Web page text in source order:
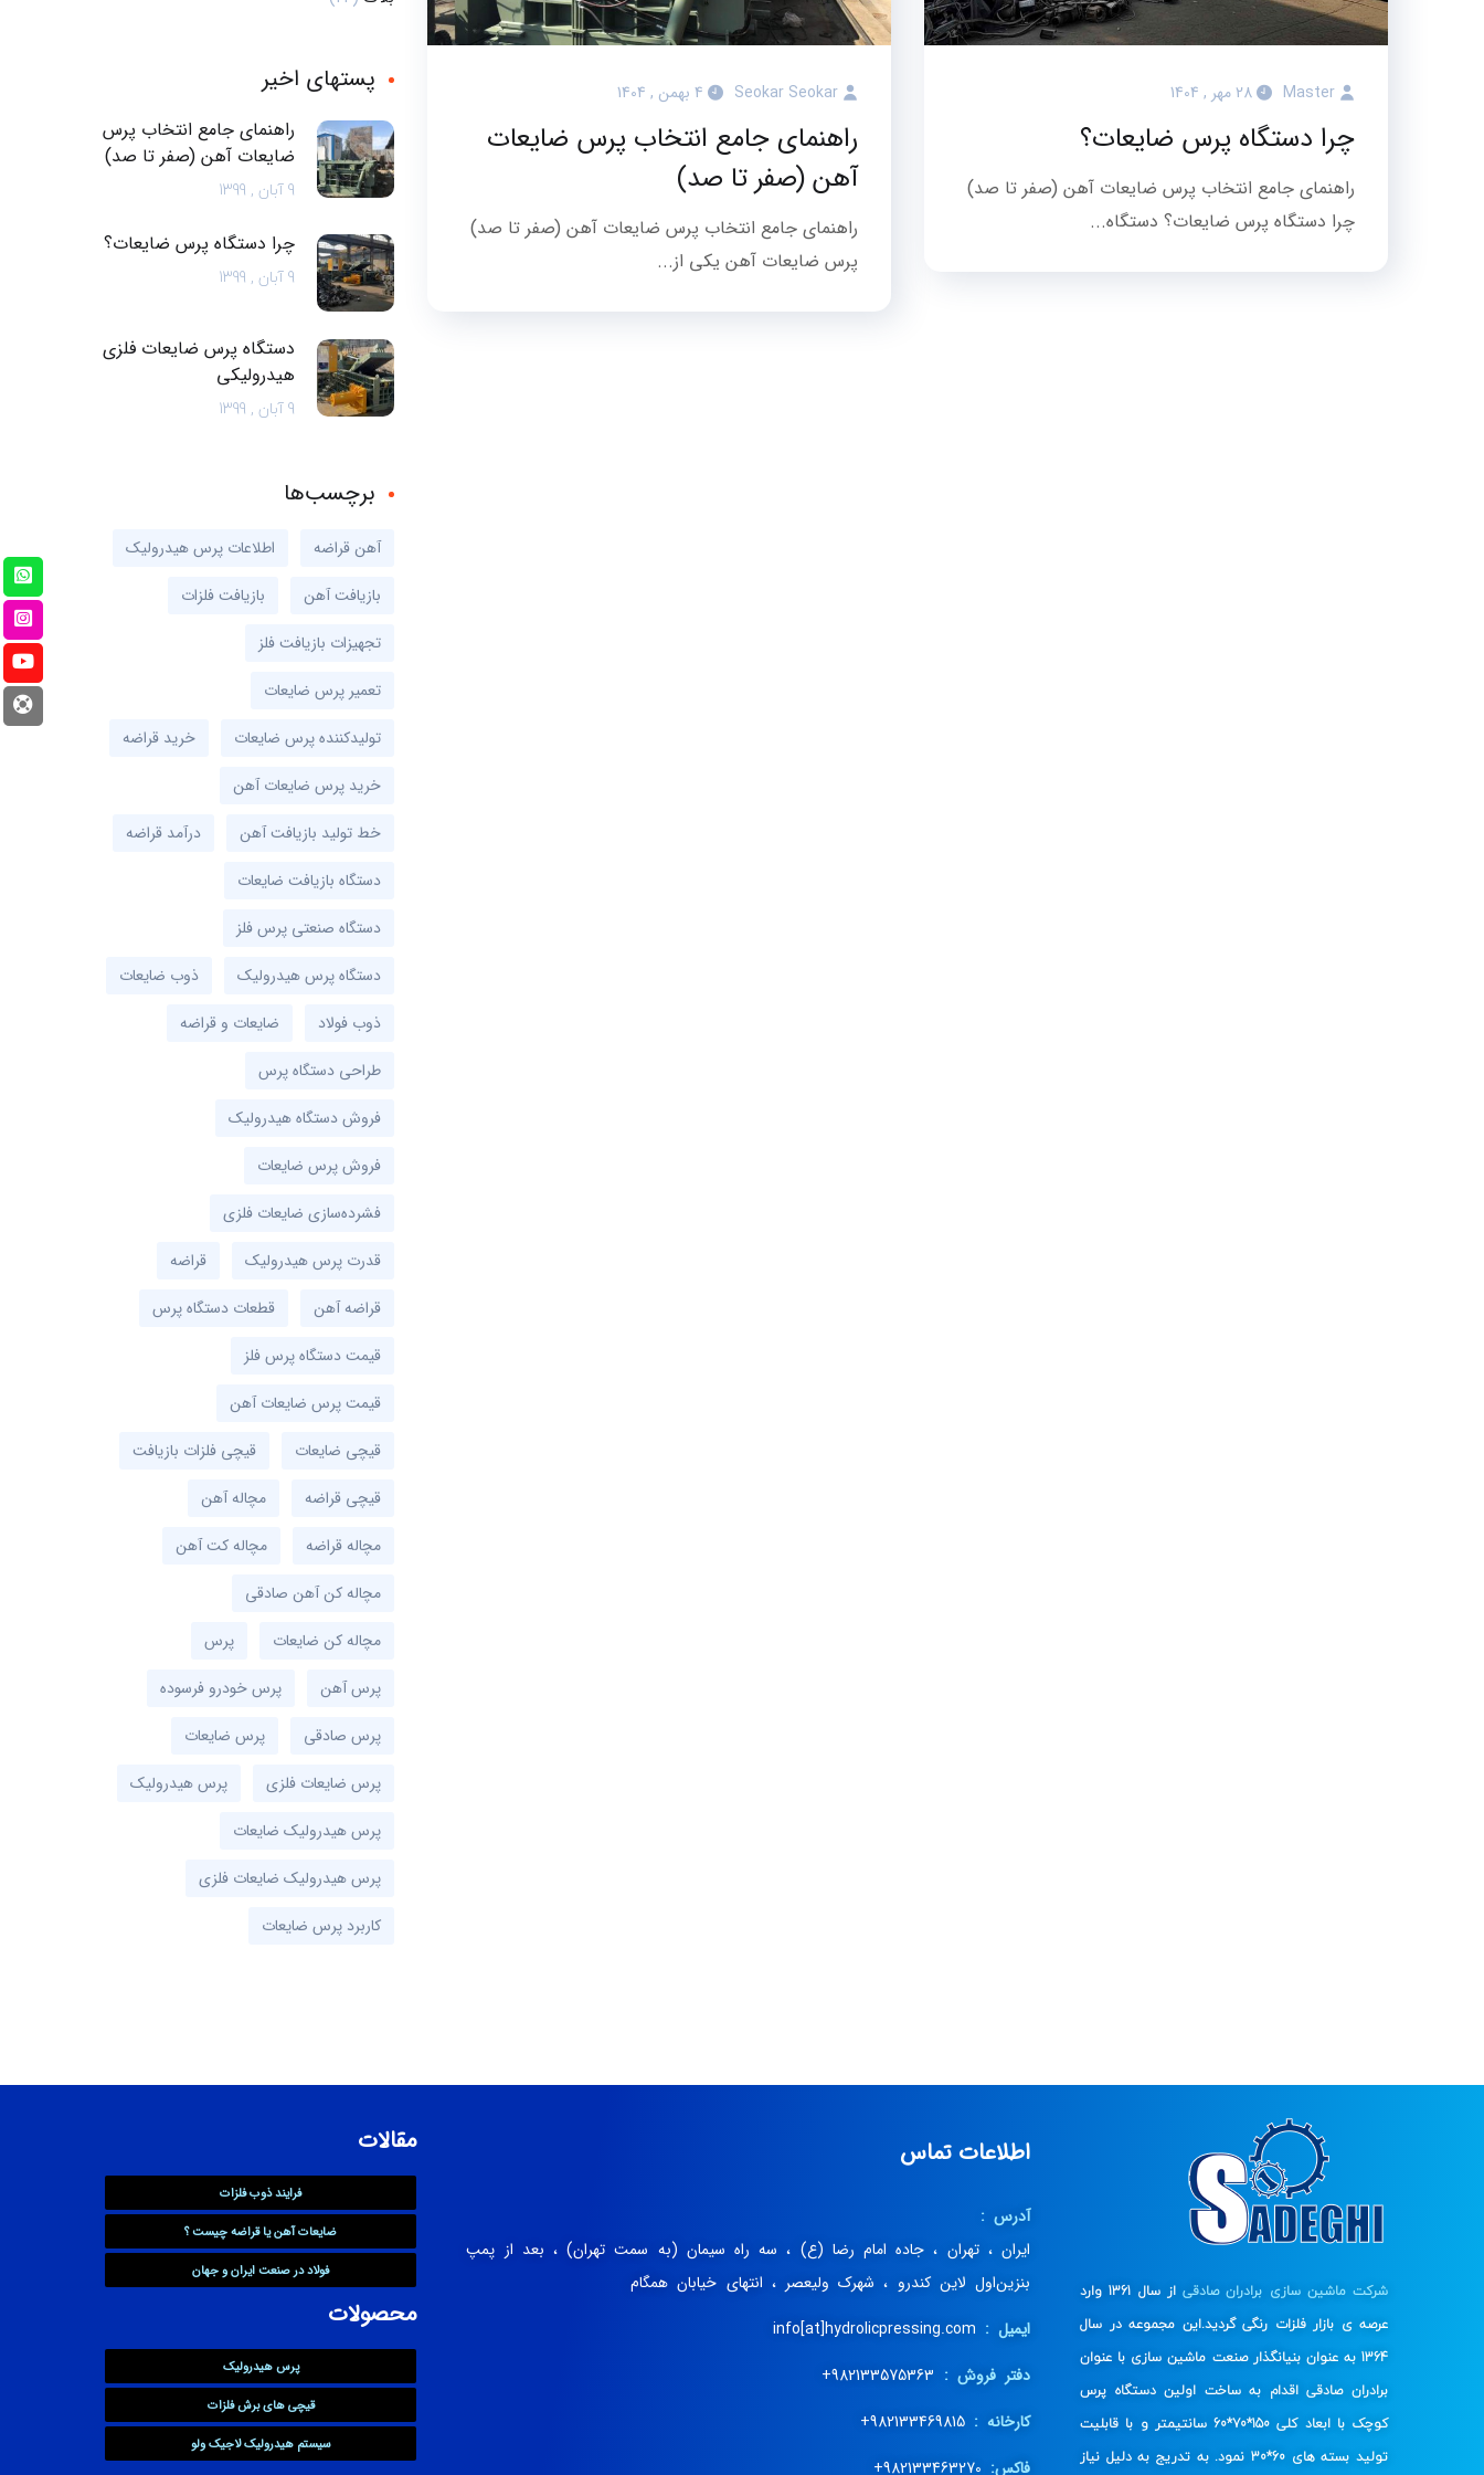
Seokar Seokar 4 بهمن , 1404
راهنمای جامع انتخاب پرس ضایعات
آهن (صفر تا صد)
راهنمای جامع انتخاب پرس ضایعات آهن (صفر تا صد)
پرس ضایعات آهن یکی از...
Master 28 مهر , 1404
چرا دستگاه پرس ضایعات؟
راهنمای جامع انتخاب پرس ضایعات آهن (صفر تا صد)
چرا دستگاه پرس ضایعات؟ دستگاه...
پستهای اخیر
راهنمای جامع انتخاب پرس
ضایعات آهن (صفر تا صد)
9 آبان , 1399
چرا دستگاه پرس ضایعات؟
9 آبان , 1399
دستگاه پرس ضایعات فلزی
هیدرولیکی
9 آبان , 1399
برچسب‌ها
آهن قراضه
اطلاعات پرس هیدرولیک
بازیافت آهن
بازیافت فلزات
تجهیزات بازیافت فلز
تعمیر پرس ضایعات
تولیدکننده پرس ضایعات
خرید قراضه
خرید پرس ضایعات آهن
خط تولید بازیافت آهن
درآمد قراضه
دستگاه بازیافت ضایعات
دستگاه صنعتی پرس فلز
دستگاه پرس هیدرولیک
ذوب ضایعات
ذوب فولاد
ضایعات و قراضه
طراحی دستگاه پرس
فروش دستگاه هیدرولیک
فروش پرس ضایعات
فشرده‌سازی ضایعات فلزی
قدرت پرس هیدرولیک
قراضه
قراضه آهن
قطعات دستگاه پرس
قیمت دستگاه پرس فلز
قیمت پرس ضایعات آهن
قیچی ضایعات
قیچی فلزات بازیافت
قیچی قراضه
مچاله آهن
مچاله قراضه
مچاله کت آهن
مچاله کن آهن صادقی
مچاله کن ضایعات
پرس
پرس آهن
پرس خودرو فرسوده
پرس صادقی
پرس ضایعات
پرس ضایعات فلزی
پرس هیدرولیک
پرس هیدرولیک ضایعات
پرس هیدرولیک ضایعات فلزی
کاربرد پرس ضایعات
شرکت ماشین سازی برادران صادقی
از سال 1361 وارد
عرصه ی بازار فلزات رنگی گردید.این مجموعه در سال
1364 به عنوان بنیانگذار صنعت ماشین سازی با عنوان
برادران صادقی اقدام به ساخت اولین دستگاه پرس
کوچک با ابعاد کلی 150*70*60 سانتیمتر و با قابلیت
تولید بسته های 60*30 نمود. به تدریج به دلیل نیاز
اطلاعات تماس
آدرس :
ایران ، تهران ، جاده امام رضا (ع) ، سه راه سیمان (به سمت تهران) ، بعد از پمپ
بنزین‌اول لاین کندرو ، شهرک ولیعصر ، انتهای خیابان همگام
ایمیل :
دفتر فروش :
کارخانه : 982133469815+
فاکس:
مقالات
فرایند ذوب فلزات
ضایعات آهن یا قراضه چیست ؟
فولاد در صنعت ایران و جهان
محصولات
پرس هیدرولیک
قیچی های برش فلزات
سیستم هیدرولیک لاجیک ولو